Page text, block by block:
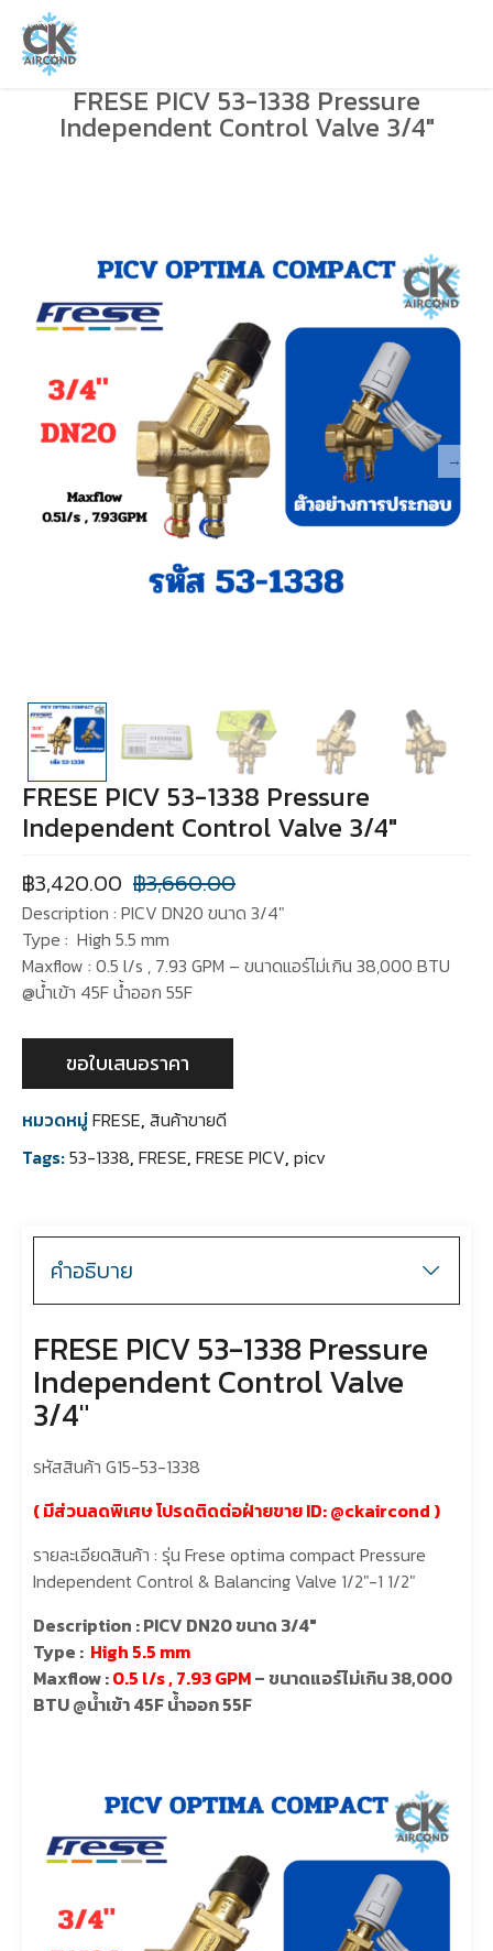
FRESE PICV 53-1338 Pressure
Independent Control Valve 3/4″
FRESE PICV 53-1338 Pressure
Independent Control Valve 3/4″
฿3,660.00
฿3,420.00
Description : PICV DN20 ขนาด 3/4″
Type : High 5.5 mm
Maxflow : 0.5 l/s , 7.93 GPM – ขนาดแอร์ไม่เกิน 38,000 BTU
@น้ำเข้า 45F น้ำออก 55F
ขอใบเสนอราคา
หมวดหมู่FRESE, สินค้าขายดี
Tags:53-1338, FRESE, FRESE PICV, picv
คำอธิบาย
FRESE PICV 53-1338 Pressure
Independent Control Valve
3/4″
รหัสสินค้า G15-53-1338
( มีส่วนลดพิเศษ โปรดติดต่อฝ่ายขาย ID:@ckaircond )
รายละเอียดสินค้า : รุ่น Frese optima compact Pressure
Independent Control & Balancing Valve 1/2″-1 1/2″
Description : PICV DN20 ขนาด 3/4″
Type : High 5.5 mm
Maxflow :0.5 l/s , 7.93 GPM– ขนาดแอร์ไม่เกิน 38,000
BTU @น้ำเข้า 45F น้ำออก 55F